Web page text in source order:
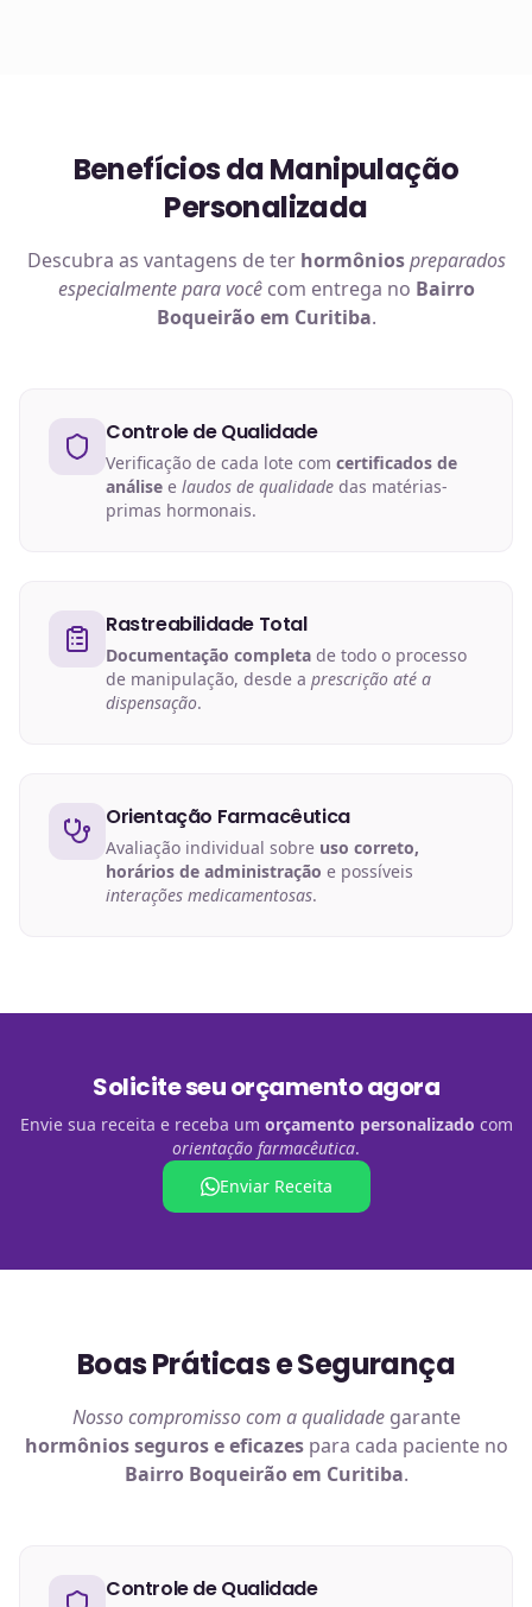
Benefícios da Manipulação
Personalizada
Descubra as vantagens de ter hormônios preparados
especialmente para vocêcom entrega no Bairro
Boqueirão em Curitiba.
Controle de Qualidade
Verificação de cada lote com certificados de
análise e laudos de qualidade das matérias-
primas hormonais.
Rastreabilidade Total
Documentação completa de todo o processo
de manipulação, desde a prescrição até a
dispensação.
Orientação Farmacêutica
Avaliação individual sobre uso correto,
horários de administração e possíveis
interações medicamentosas.
Solicite seu orçamento agora
Envie sua receita e receba um orçamento personalizado com
orientação farmacêutica.
Enviar Receita
Boas Práticas e Segurança
Nosso compromisso com a qualidadegarante
hormôniosseguros e eficazespara cada paciente no
Bairro Boqueirão em Curitiba.
Controle de Qualidade